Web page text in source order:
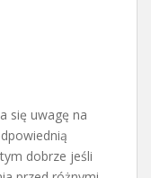
się uwagę na
dobrze jeśli